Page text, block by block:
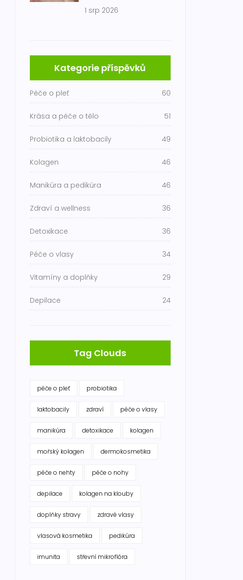
1 srp 2026
Kategorie příspěvků
Péče o pleť 60
Krása a péče o tělo 51
Probiotika a laktobacily 49
Kolagen 46
Manikúra a pedikúra 46
Zdraví a wellness 36
Detoxikace 36
Péče o vlasy 34
Vitamíny a doplňky 29
Depilace 24
Tag Clouds
péče o pleť probiotika
laktobacily zdraví péče o vlasy
manikúra detoxikace kolagen
mořský kolagen dermokosmetika
péče o nehty péče o nohy
depilace kolagen na klouby
doplňky stravy zdravé vlasy
vlasová kosmetika pedikúra
imunita střevní mikroflóra